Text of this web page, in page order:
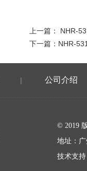
上一篇： NHR-
下一篇： NHR-
| 公司介绍
© 2019
地址：
技术支